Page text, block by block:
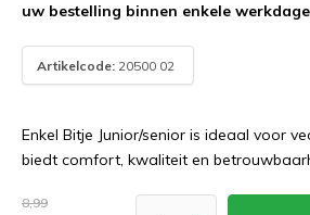
uw bestelling binnen enkele
Artikelcode: 20500 02
Enkel Bitje Junior/senior is ideaal voor
biedt comfort, kwaliteit en
8,99